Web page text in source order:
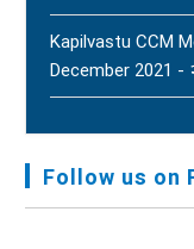
Kapilvastu CCM
December 2021 -
Audit Report FY-
Follow us on